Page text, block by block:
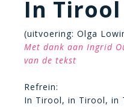
In Tirool
(uitvoering: Olga
Met dank aan Ingrid
van de tekst
Refrein:
In Tirool, in Tirool, in